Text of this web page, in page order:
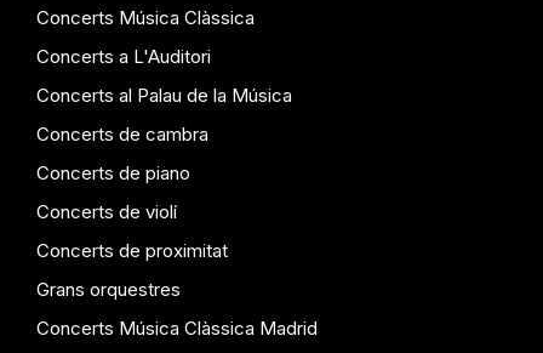
Concerts Música Clàssica
Concerts a L'Auditori
Concerts al Palau de la Música
Concerts de cambra
Concerts de piano
Concerts de violí
Concerts de proximitat
Grans orquestres
Concerts Música Clàssica Madrid